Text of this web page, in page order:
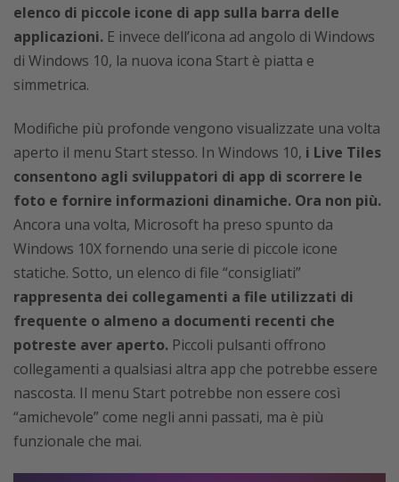
elenco di piccole icone di app sulla barra delle
applicazioni. E invece dell’icona ad angolo di Windows
di Windows 10, la nuova icona Start è piatta e
simmetrica.
Modifiche più profonde vengono visualizzate una volta
aperto il menu Start stesso. In Windows 10, i Live Tiles
consentono agli sviluppatori di app di scorrere le
foto e fornire informazioni dinamiche. Ora non più.
Ancora una volta, Microsoft ha preso spunto da
Windows 10X fornendo una serie di piccole icone
statiche. Sotto, un elenco di file “consigliati”
rappresenta dei collegamenti a file utilizzati di
frequente o almeno a documenti recenti che
potreste aver aperto. Piccoli pulsanti offrono
collegamenti a qualsiasi altra app che potrebbe essere
nascosta. Il menu Start potrebbe non essere così
“amichevole” come negli anni passati, ma è più
funzionale che mai.